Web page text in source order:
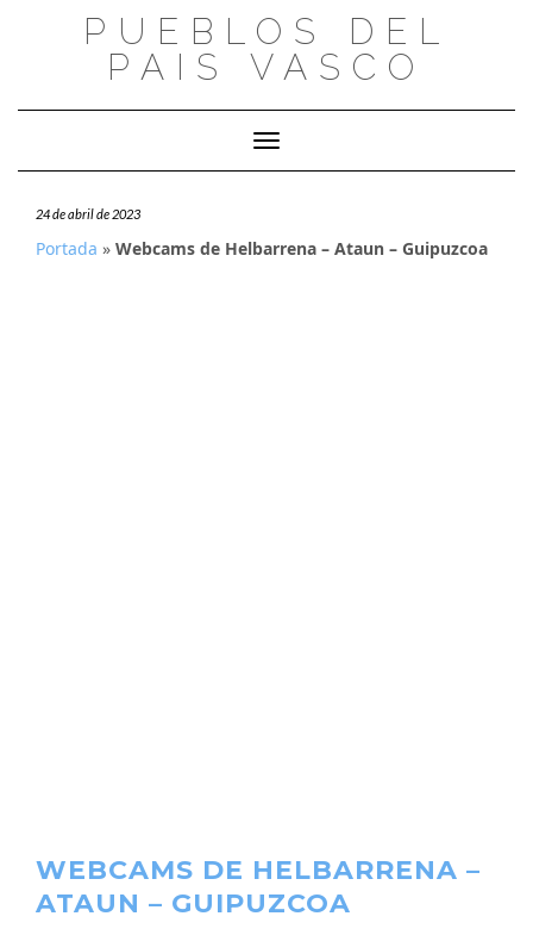
PUEBLOS DEL
PAIS VASCO
Cambiar modo de navegación
24 de abril de 2023
Portada » Webcams de Helbarrena – Ataun – Guipuzcoa
WEBCAMS DE HELBARRENA –
ATAUN – GUIPUZCOA